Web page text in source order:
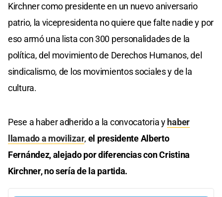
Kirchner como presidente en un nuevo aniversario
patrio, la vicepresidenta no quiere que falte nadie y por
eso armó una lista con 300 personalidades de la
política, del movimiento de Derechos Humanos, del
sindicalismo, de los movimientos sociales y de la
cultura.
Pese a haber adherido a la convocatoria yhaber
llamado a movilizar, el presidente Alberto
Fernández, alejado por diferencias con Cristina
Kirchner, no sería de la partida.